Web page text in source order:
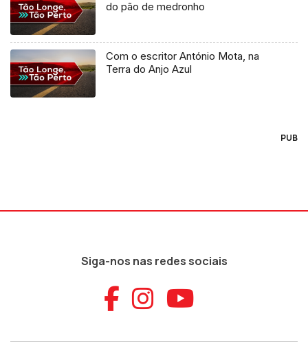
do pão de medronho
Com o escritor António Mota, na
Terra do Anjo Azul
PUB
Siga-nos nas redes sociais
Aceder ao
Aceder ao
Aceder